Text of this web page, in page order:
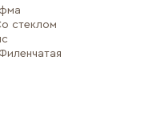
стеклом
Филенчатая